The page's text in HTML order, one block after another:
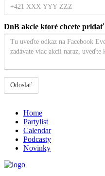
DnB akcie ktoré chcete pridať
Home
Partylist
Calendar
Podcasty
Novinky